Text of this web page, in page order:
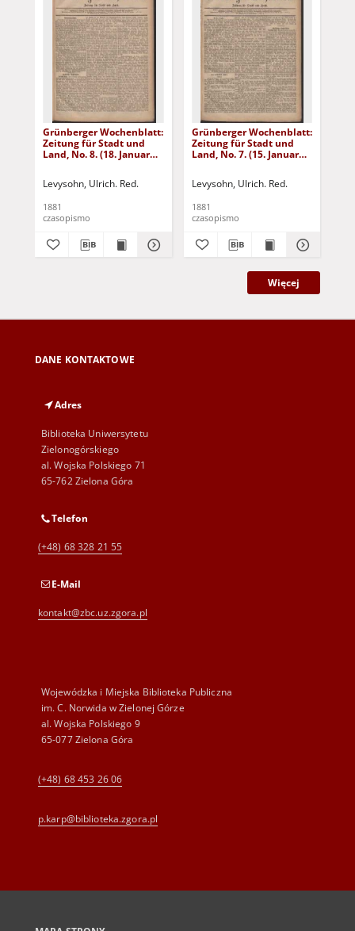
Grünberger Wochenblatt:
Zeitung für Stadt und
Land, No. 8. (18. Januar
Levysohn, Ulrich. Red.
1881
czasopismo
Grünberger Wochenblatt:
Zeitung für Stadt und
Land, No. 7. (15. Januar
Levysohn, Ulrich. Red.
1881
czasopismo
Więcej
DANE KONTAKTOWE
Adres
Biblioteka Uniwersytetu
Zielonogórskiego
al. Wojska Polskiego 71
65-762 Zielona Góra
Telefon
(+48) 68 328 21 55
E-Mail
kontakt@zbc.uz.zgora.pl
Wojewódzka i Miejska Biblioteka Publiczna
im. C. Norwida w Zielonej Górze
al. Wojska Polskiego 9
65-077 Zielona Góra
(+48) 68 453 26 06
p.karp@biblioteka.zgora.pl